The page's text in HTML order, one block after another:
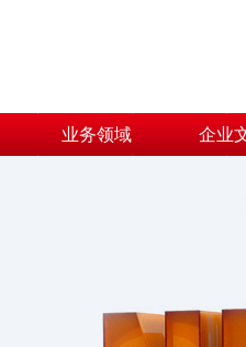
业务领域 企业